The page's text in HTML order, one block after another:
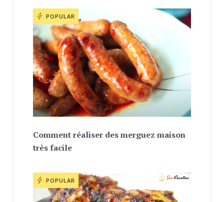
POPULAR
Comment réaliser des merguez maison
très facile
POPULAR